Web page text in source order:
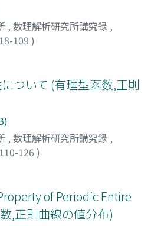
, 数理解析研究所講究録 ,
109 )
ついて (有理型函数,正則
, 数理解析研究所講究録 ,
126 )
of Periodic Entire
,正則曲線の値分布)